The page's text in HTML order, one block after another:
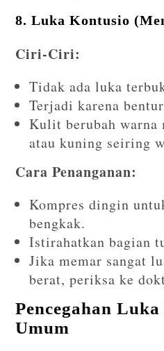
8. Luka Kontusio
Ciri-Ciri:
Tidak ada luka
Terjadi karena
Kulit berubah warna
atau kuning seiring
Cara Penanganan:
Kompres dingin
bengkak.
Istirahatkan bagian
Jika memar sangat
berat, periksa ke
Pencegahan
Umum